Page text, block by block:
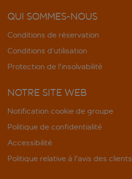
QUI SOMMES-NOUS
Conditions de réservation
Conditions d’utilisation
Protection de l'insolvabilité
NOTRE SITE WEB
Notification cookie de groupe
Politique de confidentialité
Accessibilité
Politique relative à l'avis des clients